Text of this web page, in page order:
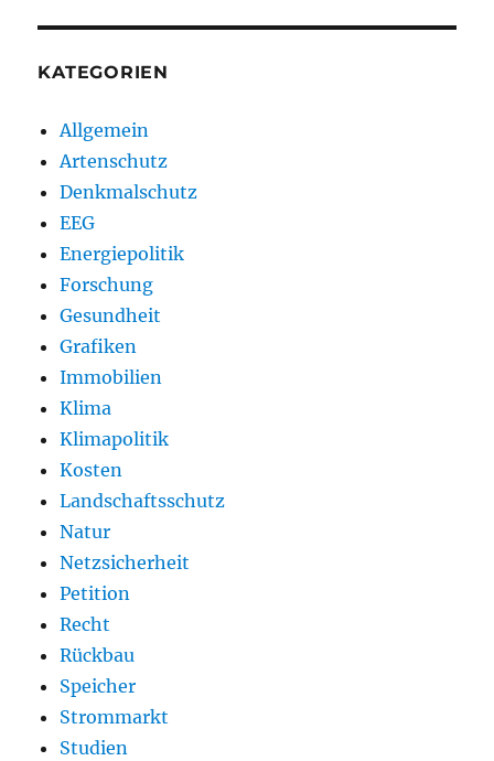
KATEGORIEN
Allgemein
Artenschutz
Denkmalschutz
EEG
Energiepolitik
Forschung
Gesundheit
Grafiken
Immobilien
Klima
Klimapolitik
Kosten
Landschaftsschutz
Natur
Netzsicherheit
Petition
Recht
Rückbau
Speicher
Strommarkt
Studien